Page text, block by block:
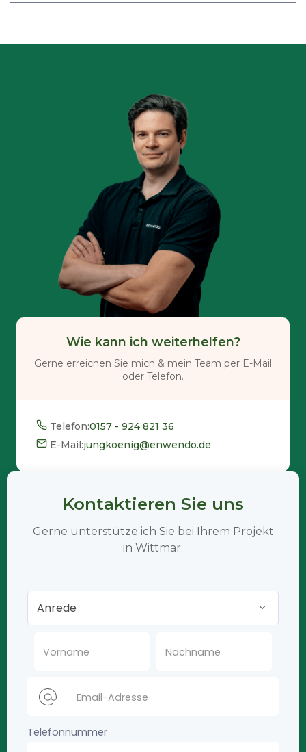
Wie kann ich weiterhelfen?
Gerne erreichen Sie mich & mein Team per E-Mail
oder Telefon.
Telefon:0157 - 924 821 36
E-Mail:jungkoenig@enwendo.de
Kontaktieren Sie uns
Gerne unterstütze ich Sie bei Ihrem Projekt
in Wittmar.